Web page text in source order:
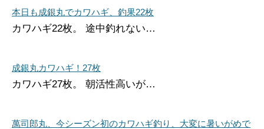
本日も成銀丸でカワハギ、釣果22枚
カワハギ22枚。 途中釣れない…
成銀丸カワハギ！27枚
カワハギ27枚。 朝活性高いが…
萬司郎丸、今シーズン初のカワハギ釣り、大変に暑いがめで